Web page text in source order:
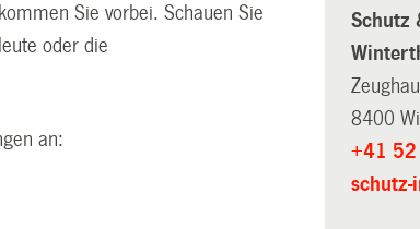
Sie vorbei. Schauen Sie
oder die
an:
Schutz
8400
+41
schutz-